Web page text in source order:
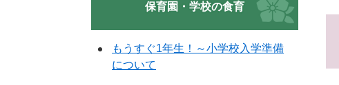
保育園・学校の食育
もうすぐ1年生！～小学校入学準備
について